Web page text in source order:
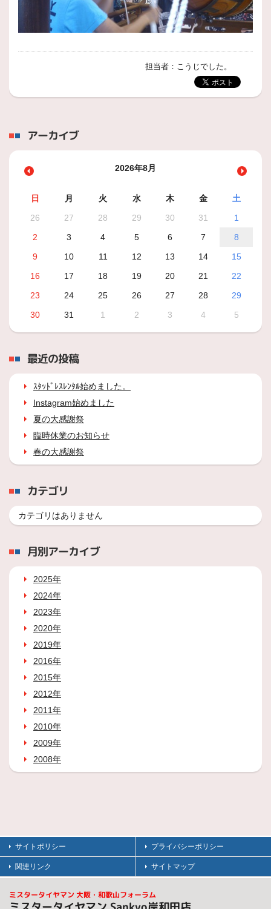
担当者：こうじでした。
アーカイブ
2026年8月
日 月 火 水 木 金
土
26
27 28 29 30 31
1
2
3 4 5 6 7
8
9
10 11 12 13 14
15
16
17 18 19 20 21
22
23
24 25 26 27 28
29
30
31 1 2 3 4 5
最近の投稿
ｽﾀｯﾄﾞﾚｽﾚﾝﾀﾙ始めました。
Instagram始めました
夏の大感謝祭
臨時休業のお知らせ
春の大感謝祭
カテゴリ
カテゴリはありません
月別アーカイブ
2025年
2024年
2023年
2020年
2019年
2016年
2015年
2012年
2011年
2010年
2009年
2008年
サイトポリシー プライバシーポリシー
関連リンク サイトマップ
ミスタータイヤマン 大阪・和歌山フォーラム